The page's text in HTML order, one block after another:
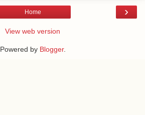
›
Home
View web version
Powered by Blogger.